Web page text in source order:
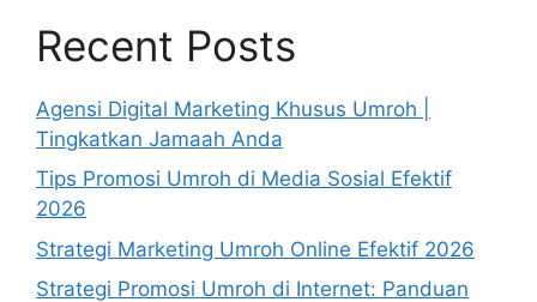
Recent Posts
Agensi Digital Marketing Khusus Umroh |
Tingkatkan Jamaah Anda
Tips Promosi Umroh di Media Sosial Efektif
2026
Strategi Marketing Umroh Online Efektif 2026
Strategi Promosi Umroh di Internet: Panduan